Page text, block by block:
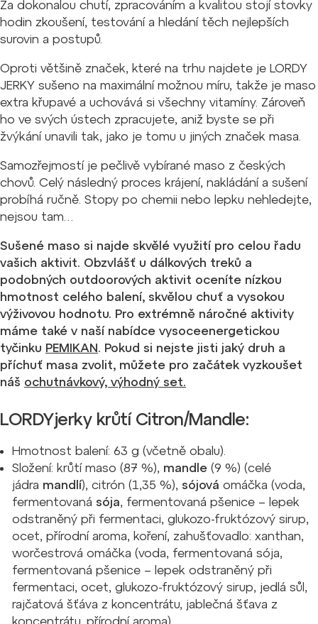
Za dokonalou chutí, zpracováním a kvalitou stojí stovky
hodin zkoušení, testování a hledání těch nejlepších
surovin a postupů.
Oproti většině značek, které na trhu najdete je LORDY
JERKY sušeno na maximální možnou míru, takže je maso
extra křupavé a uchovává si všechny vitamíny. Zároveň
ho ve svých ústech zpracujete, aniž byste se při
žvýkání unavili tak, jako je tomu u jiných značek masa.
Samozřejmostí je pečlivě vybírané maso z českých
chovů. Celý následný proces krájení, nakládání a sušení
probíhá ručně. Stopy po chemii nebo lepku nehledejte,
nejsou tam…
Sušené maso si najde skvělé využití pro celou řadu
vašich aktivit. Obzvlášť u dálkových treků a
podobných outdoorových aktivit oceníte nízkou
hmotnost celého balení, skvělou chuť a vysokou
výživovou hodnotu. Pro extrémně náročné aktivity
máme také v naší nabídce vysoceenergetickou
tyčinku PEMIKAN. Pokud si nejste jisti jaký druh a
příchuť masa zvolit, můžete pro začátek vyzkoušet
náš ochutnávkový, výhodný set.
LORDYjerky krůtí Citron/Mandle:
Hmotnost balení: 63 g (včetně obalu).
Složení: krůtí maso (87 %), mandle (9 %) (celé
jádra mandlí), citrón (1,35 %), sójová omáčka (voda,
fermentovaná sója, fermentovaná pšenice – lepek
odstraněný při fermentaci, glukozo-fruktózový sirup,
ocet, přírodní aroma, koření, zahušťovadlo: xanthan,
worčestrová omáčka (voda, fermentovaná sója,
fermentovaná pšenice – lepek odstraněný při
fermentaci, ocet, glukozo-fruktózový sirup, jedlá sůl,
rajčatová šťáva z koncentrátu, jablečná šťava z